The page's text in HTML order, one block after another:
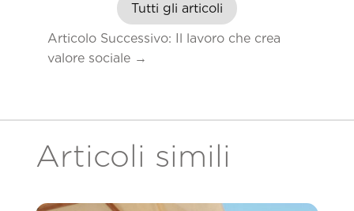
Tutti gli articoli
Articolo Successivo: Il lavoro che crea
valore sociale→
Articoli simili